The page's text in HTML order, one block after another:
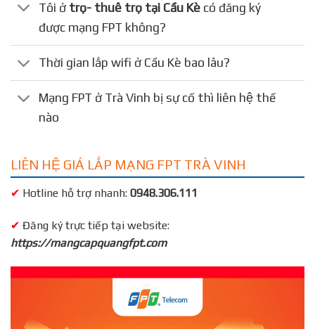
Tôi ở trọ- thuê trọ tại Cầu Kè có đăng ký
được mạng FPT không?
Thời gian lắp wifi ở Cầu Kè bao lâu?
Mạng FPT ở Trà Vinh bị sự cố thì liên hệ thế
nào
LIÊN HỆ GIÁ LẮP MẠNG FPT TRÀ VINH
✔ Hotline hỗ trợ nhanh: 0948.306.111
✔ Đăng ký trực tiếp tại website:
https://mangcapquangfpt.com